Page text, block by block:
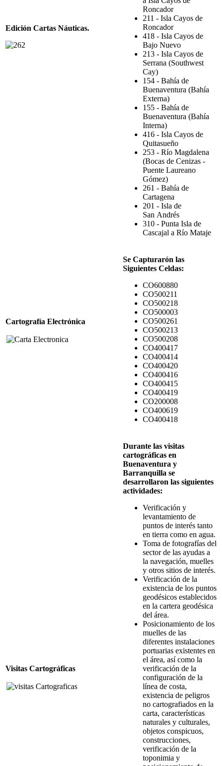
Edición Cartas Náuticas.
Roncador
211 - Isla Cayos de
Roncador
418 - Isla Cayos de
Bajo Nuevo
213 - Isla Cayos de
Serrana (Southwest
Cay)
154 - Bahía de
Buenaventura (Bahía
Externa)
155 - Bahía de
Buenaventura (Bahía
Interna)
416 - Isla Cayos de
Quitasueño
253 - Río Magdalena
(Bocas de Cenizas -
Puente Laureano
Gómez)
261 - Bahía de
Cartagena
201 - Isla de
San Andrés
310 - Punta Isla de
Cascajal a Río Mataje
Cartografía Electrónica
Se Capturarón las
Siguientes Celdas:
CO600880
CO500211
CO500218
CO500003
CO500261
CO500213
CO500208
CO400417
CO400414
CO400420
CO400416
CO400415
CO400419
CO200008
CO400619
CO400418
Visitas Cartográficas
Durante las visitas
cartográficas en
Buenaventura y
Barranquilla se
desarrollaron las siguientes
actividades:
Verificación y
levantamiento de
puntos de interés tanto
en tierra como en agua.
Toma de fotografías del
sector de las ayudas a
la navegación, muelles
y otros sitios de interés.
Verificación de la
existencia de los puntos
geodésicos establecidos
en la cartera geodésica
del área.
Posicionamiento de los
muelles de las
diferentes instalaciones
portuarias existentes en
el área, así como la
verificación de la
configuración de la
línea de costa,
existencia de peligros
no cartografiados en la
carta, características
naturales y culturales,
objetos conspicuos,
construcciones,
verificación de la
toponimia y